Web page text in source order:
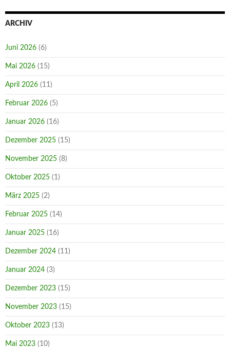
ARCHIV
Juni 2026 (6)
Mai 2026 (15)
April 2026 (11)
Februar 2026 (5)
Januar 2026 (16)
Dezember 2025 (15)
November 2025 (8)
Oktober 2025 (1)
März 2025 (2)
Februar 2025 (14)
Januar 2025 (16)
Dezember 2024 (11)
Januar 2024 (3)
Dezember 2023 (15)
November 2023 (15)
Oktober 2023 (13)
Mai 2023 (10)